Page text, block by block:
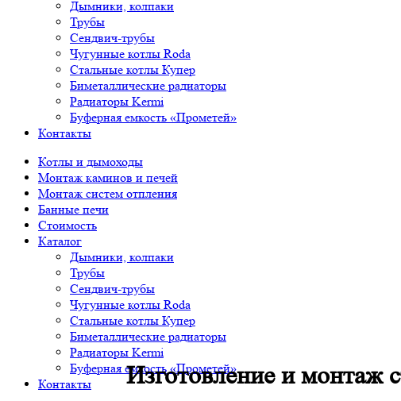
Дымники, колпаки
Трубы
Сендвич-трубы
Чугунные котлы Roda
Стальные котлы Купер
Биметаллические радиаторы
Радиаторы Kermi
Буферная емкость «Прометей»
Контакты
Котлы и дымоходы
Монтаж каминов и печей
Монтаж систем отпления
Банные печи
Стоимость
Каталог
Дымники, колпаки
Трубы
Сендвич-трубы
Чугунные котлы Roda
Стальные котлы Купер
Биметаллические радиаторы
Радиаторы Kermi
Буферная емкость «Прометей»
Контакты
Изготовление и монтаж